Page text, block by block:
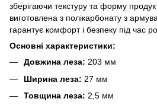
зберігаючи текстуру та форму
виготовлена з полікарбонату з
гарантує комфорт і безпеку під час
Основні характеристики:
Довжина леза: 203 мм
Ширина леза: 27 мм
Товщина леза: 2,5 мм